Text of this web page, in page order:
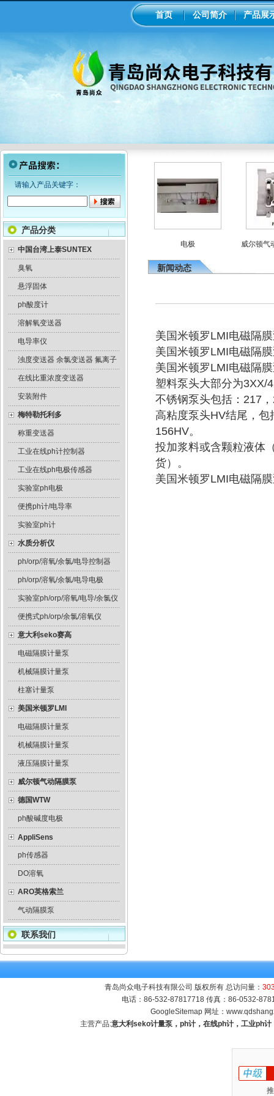
首页 公司简介 产品展
请输入产品关键字：
产品分类
中国台湾上泰SUNTEX
臭氧
悬浮固体
ph酸度计
溶解氧变送器
电导率仪
浊度变送器 余氯变送器 氟离子
在线比重浓度变送器
安装附件
梅特勒托利多
称重变送器
工业在线ph计控制器
工业在线ph电极传感器
实验室ph电极
便携ph计/电导率
实验室ph计
水质分析仪
ph/orp/溶氧/余氯/电导控制器
ph/orp/溶氧/余氯/电导电极
实验室ph/orp/溶氧/电导/余氯仪
便携式ph/orp/余氯/溶氧仪
意大利seko赛高
电磁隔膜计量泵
机械隔膜计量泵
柱塞计量泵
美国米顿罗LMI
电磁隔膜计量泵
机械隔膜计量泵
液压隔膜计量泵
威尔顿气动隔膜泵
德国WTW
ph酸碱度电极
AppliSens
ph传感器
DO溶氧
ARO英格索兰
气动隔膜泵
联系我们
膜计量泵 意大利seko电磁隔膜计量泵 电极 威尔顿气动
新闻动态
美国米顿罗LMI电磁隔
美国米顿罗LMI电磁隔
美国米顿罗LMI电磁隔
塑料泵头大部分为3XX/
不锈钢泵头包括：217
高粘度泵头HV结尾，
156HV。
投加浆料或含颗粒液体
货）。
美国米顿罗LMI电磁隔
青岛尚众电子科技有限公司 版权所有 总访问量：
电话：86-532-87817718 传真：86-0532-
GoogleSitemap 网址：
主营产品:意大利seko计量泵，ph计，在线ph计，工业ph